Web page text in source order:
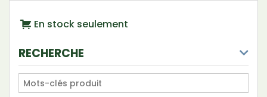
En stock seulement
RECHERCHE